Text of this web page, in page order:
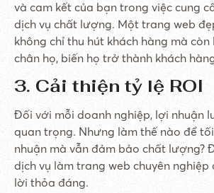
và cam kết của bạn trong việc cung
dịch vụ chất lượng. Một trang web
không chỉ thu hút khách hàng mà
chân họ, biến họ trở thành khách
3. Cải thiện tỷ lệ ROI
Đối với mỗi doanh nghiệp, lợi nhuận
quan trọng. Nhưng làm thế nào để
nhuận mà vẫn đảm bảo chất lượng?
dịch vụ làm trang web chuyên nghiệp
lời thỏa đáng.